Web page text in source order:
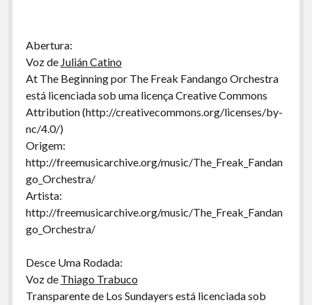
Abertura:
Voz de Julián Catino
At The Beginning por The Freak Fandango Orchestra
está licenciada sob uma licença Creative Commons
Attribution (http://creativecommons.org/licenses/by-
nc/4.0/)
Origem:
http://freemusicarchive.org/music/The_Freak_Fandan
go_Orchestra/
Artista:
http://freemusicarchive.org/music/The_Freak_Fandan
go_Orchestra/
Desce Uma Rodada:
Voz de Thiago Trabuco
Transparente de Los Sundayers está licenciada sob